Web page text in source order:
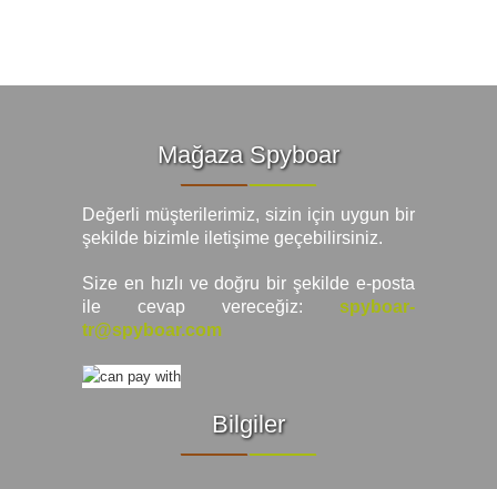
Mağaza Spyboar
Değerli müşterilerimiz, sizin için uygun bir
şekilde bizimle iletişime geçebilirsiniz.
Size en hızlı ve doğru bir şekilde e-posta
ile cevap vereceğiz:
spyboar-
tr@spyboar.com
Bilgiler